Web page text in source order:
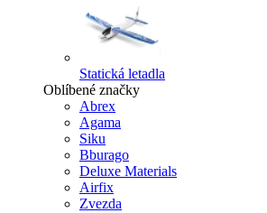
Statická letadla
Oblíbené značky
Abrex
Agama
Siku
Bburago
Deluxe Materials
Airfix
Zvezda